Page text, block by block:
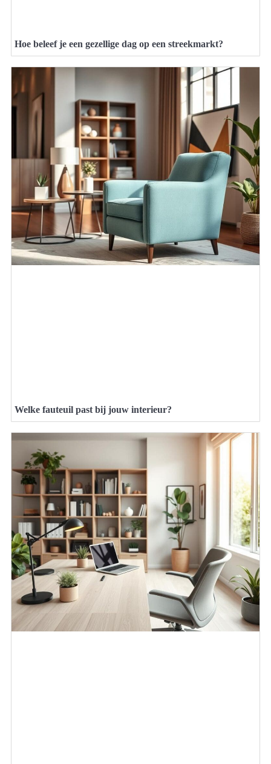
Hoe beleef je een gezellige dag op een streekmarkt?
Welke fauteuil past bij jouw interieur?